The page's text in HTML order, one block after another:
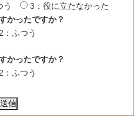
う
3：役に立たなかった
かったですか？
2：ふつう
かったですか？
2：ふつう